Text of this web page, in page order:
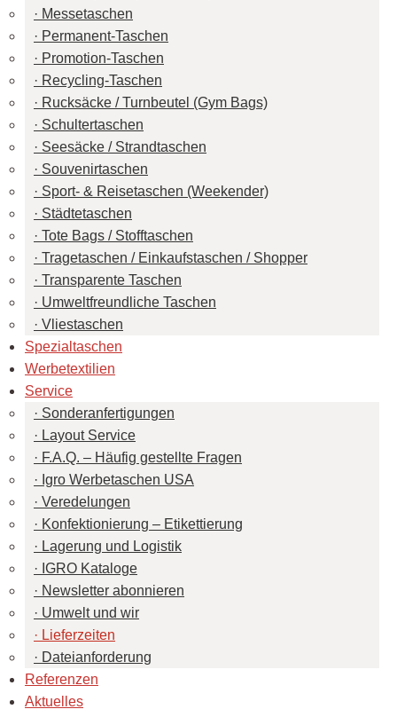
Messetaschen
Permanent-Taschen
Promotion-Taschen
Recycling-Taschen
Rucksäcke / Turnbeutel (Gym Bags)
Schultertaschen
Seesäcke / Strandtaschen
Souvenirtaschen
Sport- & Reisetaschen (Weekender)
Städtetaschen
Tote Bags / Stofftaschen
Tragetaschen / Einkaufstaschen / Shopper
Transparente Taschen
Umweltfreundliche Taschen
Vliestaschen
Spezialtaschen
Werbetextilien
Service
Sonderanfertigungen
Layout Service
F.A.Q. – Häufig gestellte Fragen
Igro Werbetaschen USA
Veredelungen
Konfektionierung – Etikettierung
Lagerung und Logistik
IGRO Kataloge
Newsletter abonnieren
Umwelt und wir
Lieferzeiten
Dateianforderung
Referenzen
Aktuelles